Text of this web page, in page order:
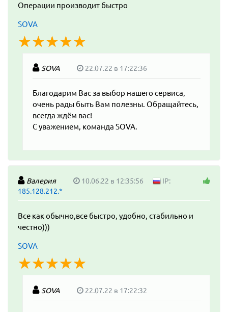
Операции производит быстро
SOVA
☆☆☆☆☆
★★★★★
SOVA 22.07.22 в 17:22:36
Благодарим Вас за выбор нашего сервиса,
очень рады быть Вам полезны. Обращайтесь,
всегда ждём вас!
С уважением, команда SOVA.
Валерия 10.06.22 в 12:35:56
IP:
185.128.212.*
Все как обычно,все быстро, удобно, стабильно и
честно)))
SOVA
☆☆☆☆☆
★★★★★
SOVA 22.07.22 в 17:22:32